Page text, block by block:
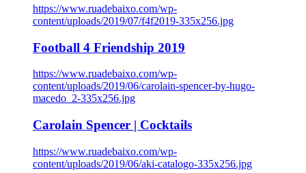
https://www.ruadebaixo.com/wp-
content/uploads/2019/07/f4f2019-335x256.jpg
Football 4 Friendship 2019
https://www.ruadebaixo.com/wp-
content/uploads/2019/06/carolain-spencer-by-hugo-
macedo_2-335x256.jpg
Carolain Spencer | Cocktails
https://www.ruadebaixo.com/wp-
content/uploads/2019/06/aki-catalogo-335x256.jpg